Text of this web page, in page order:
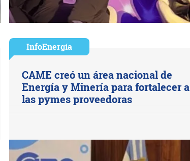
InfoEnergía
CAME creó un área nacional de
Energía y Minería para fortalecer a
las pymes proveedoras